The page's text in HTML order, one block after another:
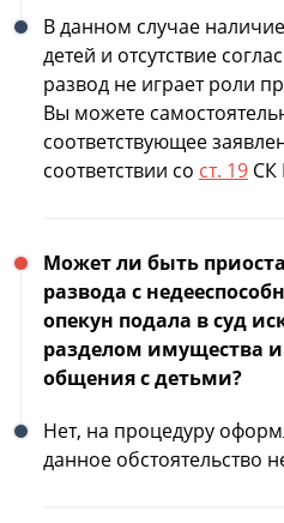
В данном случае
детей и отсутствие
развод не играет роли
Вы можете
соответствующее
соответствии со ст. 19 СК
Может ли быть
развода с
опекун подала в суд
разделом имущества
общения с детьми?
Нет, на процедуру
данное обстоятельство